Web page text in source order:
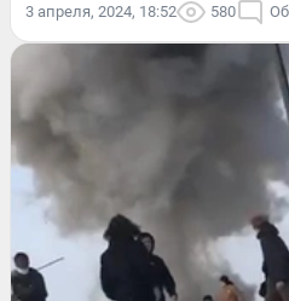
3 апреля, 2024, 18:52 580